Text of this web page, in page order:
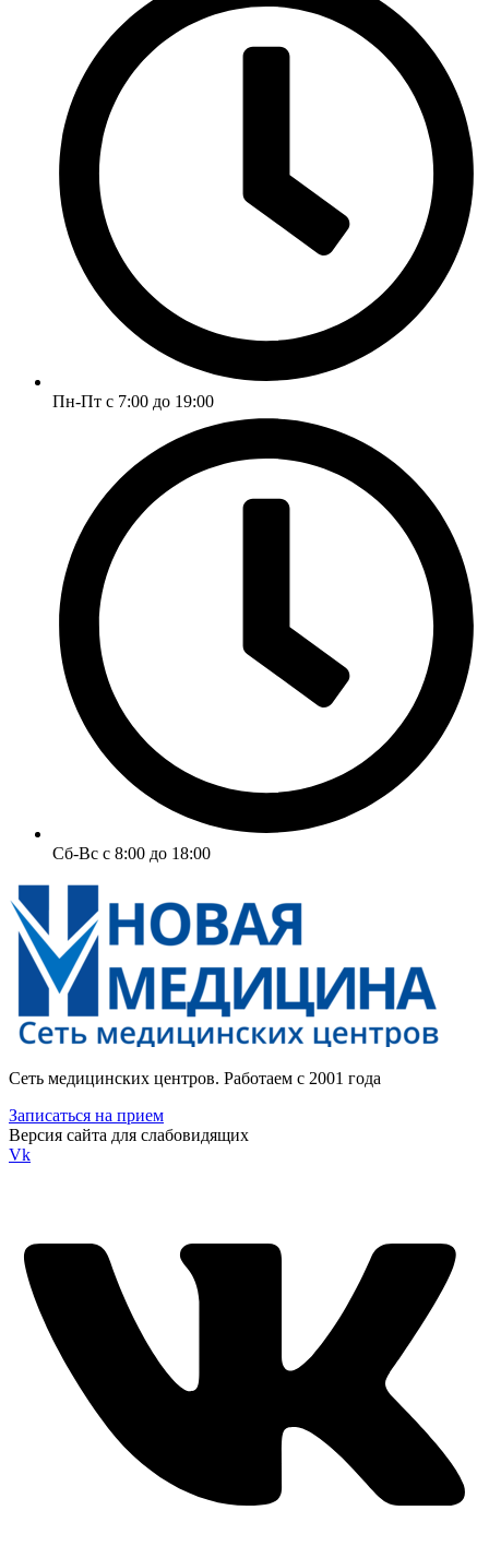
Пн-Пт с 7:00 до 19:00
Сб-Вс с 8:00 до 18:00
Сеть медицинских центров. Работаем с 2001 года
Записаться на прием
Версия сайта для слабовидящих
Vk